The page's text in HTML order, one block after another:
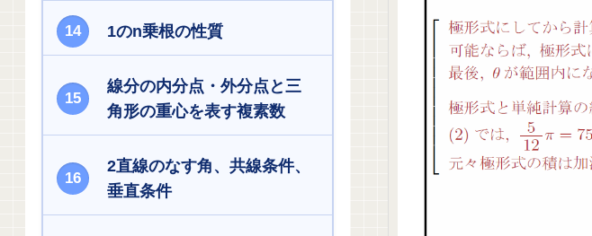
1のn乗根の性質
線分の内分点・外分点と三
角形の重心を表す複素数
2直線のなす角、共線条件、
垂直条件